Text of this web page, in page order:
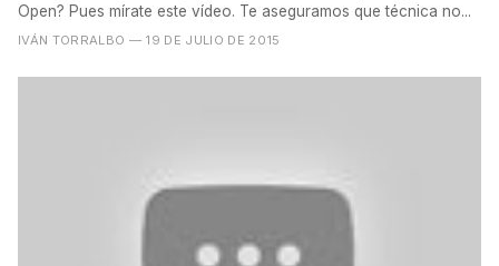
Open? Pues mírate este vídeo. Te aseguramos que técnica no...
IVÁN TORRALBO — 19 DE JULIO DE 2015